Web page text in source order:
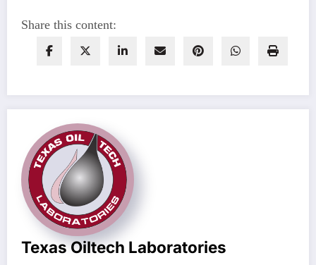
Share this content:
Texas Oiltech Laboratories